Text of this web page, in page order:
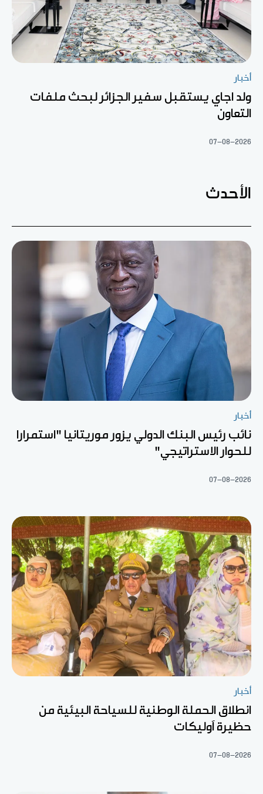
أخبار
ولد اجاي يستقبل سفير الجزائر لبحث ملفات
التعاون
07-08-2026
الأحدث
أخبار
نائب رئيس البنك الدولي يزور موريتانيا "استمرارا
للحوار الاستراتيجي"
07-08-2026
أخبار
انطلاق الحملة الوطنية للسياحة البيئية من
حظيرة آوليكات
07-08-2026